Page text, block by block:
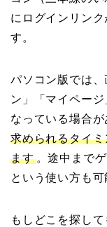
にログインリン
す。
パソコン版では
ン」「マイペー
なっている場合
求められるタイ
ます。途中まで
という使い方も可
もしどこを探し